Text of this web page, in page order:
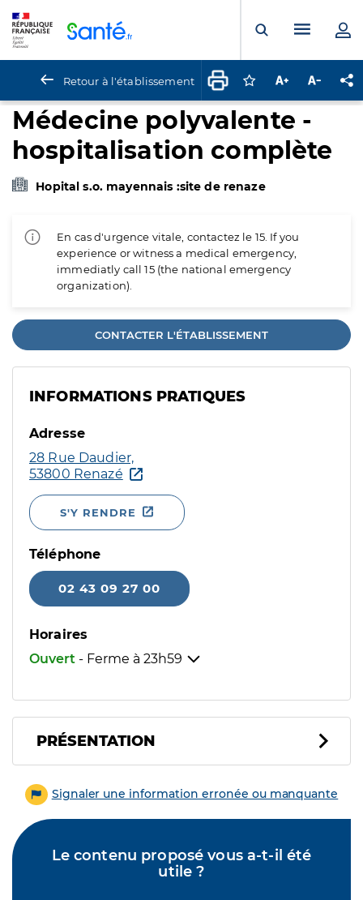
Ouvrir laMenu
Retour à l'établissement Connectez-vous
Augmenter la
Médecine polyvalente -
hospitalisation complète
Hopital s.o. mayennais :site de renaze
En cas d'urgence vitale, contactez le 15. If you
experience or witness a medical emergency,
immediatly call 15 (the national emergency
organization).
CONTACTER L'ÉTABLISSEMENT
INFORMATIONS PRATIQUES
Adresse
28 Rue Daudier,
53800 Renazé
S'Y RENDRE
Téléphone
02 43 09 27 00
Horaires
Ouvert - Ferme à 23h59
PRÉSENTATION
Signaler une information erronée ou manquante
Le contenu proposé vous a-t-il été
utile ?